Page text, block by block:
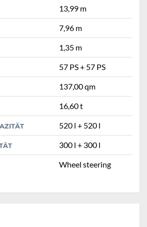
13,99 m
7,96 m
1,35 m
57 PS + 57 PS
137,00 qm
16,60 t
520 l + 520 l
300 l + 300 l
Wheel steering